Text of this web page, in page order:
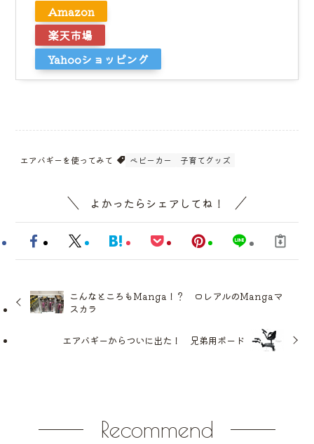
Amazon
楽天市場
Yahooショッピング
エアバギーを使ってみて ベビーカー 子育てグッズ
よかったらシェアしてね！
こんなところもManga！？ ロレアルのMangaマ
スカラ
エアバギーからついに出た！ 兄弟用ボード
Recommend